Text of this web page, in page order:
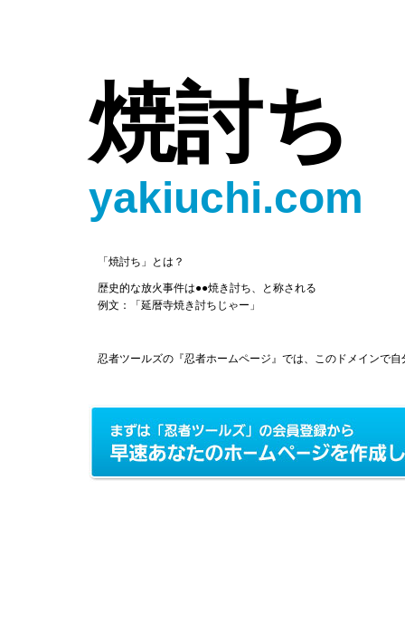
焼討ち
yakiuchi.com
「焼討ち」とは？
歴史的な放火事件は●●焼き討ち、と称される
例文：「延暦寺焼き討ちじゃー」
忍者ツールズの『忍者ホームページ』では、このドメインで